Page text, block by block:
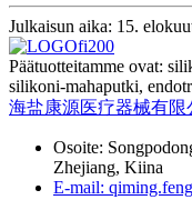
Julkaisun aika: 15.
Päätuotteitamme ovat:
silikoni-mahaputki,
海盐康源医疗器械有限
Osoite:
Zhejiang, Kiina
E-mail: